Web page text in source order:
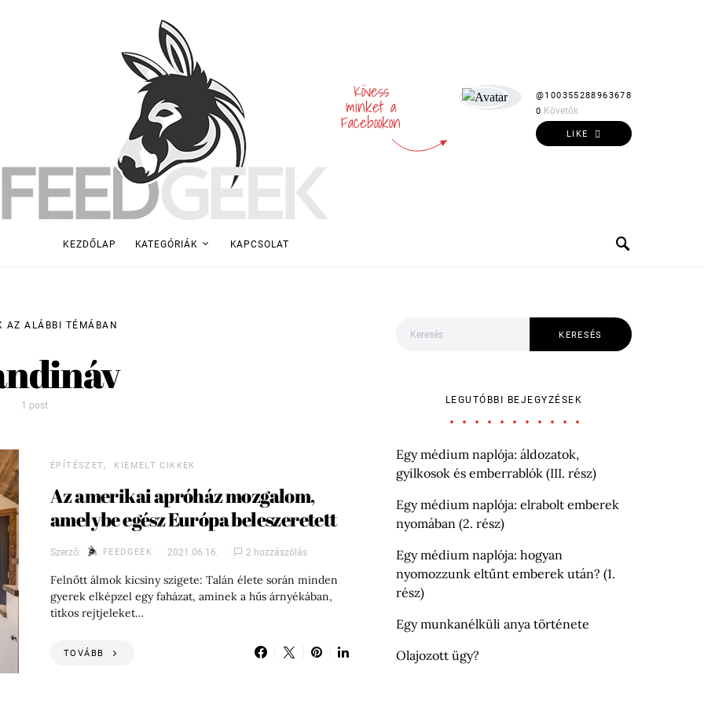
Kövess
minket a
Facebookon
@100355288963678
0 Követők
LIKE
KEZDŐLAP KATEGÓRIÁK KAPCSOLAT
AZ ALÁBBI TÉMÁBAN
1 post
ÉPÍTÉSZET KIEMELT CIKKEK
Az amerikai apróház mozgalom,
amelybe egész Európa beleszeretett
Szerző: FEEDGEEK 2021.06.16. 2 hozzászólás
Felnőtt álmok kicsiny szigete: Talán élete során minden
gyerek elképzel egy faházat, aminek a hűs árnyékában,
titkos rejtjeleket…
TOVÁBB
KERESÉS
LEGUTÓBBI BEJEGYZÉSEK
Egy médium naplója: áldozatok,
gyilkosok és emberrablók (III. rész)
Egy médium naplója: elrabolt emberek
nyomában (2. rész)
Egy médium naplója: hogyan
nyomozzunk eltűnt emberek után? (1.
rész)
Egy munkanélküli anya története
Olajozott ügy?